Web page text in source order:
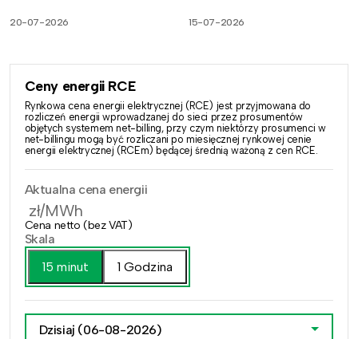
20-07-2026 15-07-2026
Ceny energii RCE
Rynkowa cena energii elektrycznej (RCE) jest przyjmowana do
rozliczeń energii wprowadzanej do sieci przez prosumentów
objętych systemem net-billing, przy czym niektórzy prosumenci w
net-billingu mogą być rozliczani po miesięcznej rynkowej cenie
energii elektrycznej (RCEm) będącej średnią ważoną z cen RCE.
Aktualna cena energii
zł/MWh
Cena netto (bez VAT)
Skala
15 minut
1 Godzina
Dzisiaj (06-08-2026)